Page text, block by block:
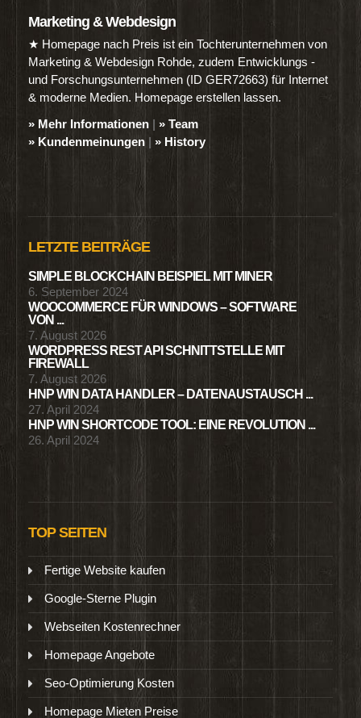
Marketing & Webdesign
★ Homepage nach Preis ist ein Tochterunternehmen von
Marketing & Webdesign Rohde, zudem Entwicklungs -
und Forschungsunternehmen (ID GER72663) für Internet
& moderne Medien. Homepage erstellen lassen.
» Mehr Informationen | » Team
» Kundenmeinungen | » History
LETZTE BEITRÄGE
SIMPLE BLOCKCHAIN BEISPIEL MIT MINER
6. September 2024
WOOCOMMERCE FÜR WINDOWS – SOFTWARE
VON ...
7. August 2026
WORDPRESS REST API SCHNITTSTELLE MIT
FIREWALL
7. August 2026
HNP WIN DATA HANDLER – DATENAUSTAUSCH ...
27. April 2024
HNP WIN SHORTCODE TOOL: EINE REVOLUTION ...
26. April 2024
TOP SEITEN
Fertige Website kaufen
Google-Sterne Plugin
Webseiten Kostenrechner
Homepage Angebote
Seo-Optimierung Kosten
Homepage Mieten Preise